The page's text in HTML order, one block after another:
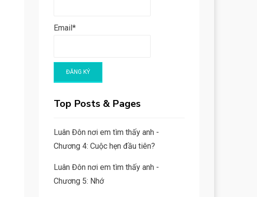
Email*
Top Posts & Pages
Luân Đôn nơi em tìm thấy anh -
Chương 4: Cuộc hẹn đầu tiên?
Luân Đôn nơi em tìm thấy anh -
Chương 5: Nhớ